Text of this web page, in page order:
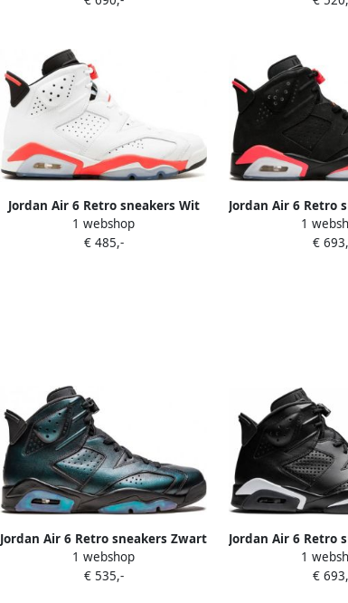
Jordan Air 6 Retro sneakers Wit
1 webshop
€ 485,-
Jordan Air 6 Retro
1
€
Jordan Air 6 Retro sneakers Zwart
1 webshop
€ 535,-
Jordan Air 6 Retro
1
€